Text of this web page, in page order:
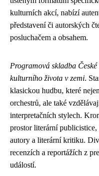
kulturních akcí, nabízí
představení či autorských
posluchačem a obsahem.
Programová skladba
kulturního života v zemi.
klasickou hudbu, které
orchestrů, ale také
interpretačních stylech.
prostor literární
autory a literární kritiku.
recenzích a reportážích z
událostí.